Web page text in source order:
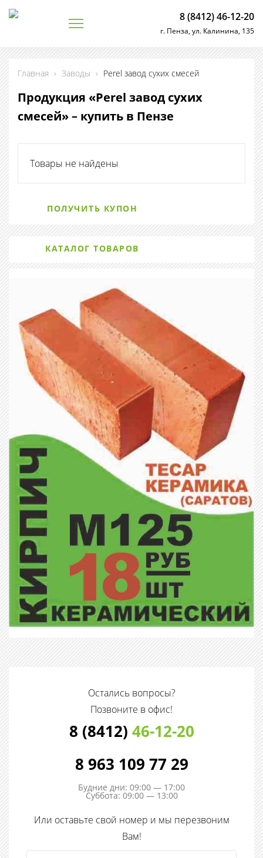
8 (8412) 46-12-20
г. Пенза, ул. Калинина, 135
Главная › Заводы › Perel завод сухих смесей
Продукция «Perel завод сухих
смесей» – купить в Пензе
Товары не найдены
ПОЛУЧИТЬ КУПОН
КАТАЛОГ ТОВАРОВ
Остались вопросы?
Позвоните в офис!
8 (8412) 46-12-20
8 963 109 77 29
Будние дни: 09:00 — 17:00
Суббота: 09:00 — 13:00
Или оставьте свой номер и мы перезвоним
Вам!